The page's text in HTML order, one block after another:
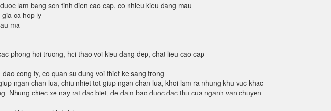
lam bang son tinh dien cao cap, co nhieu kieu dang mau
ca hop ly
ma
phong hoi truong, hoi thao voi kieu dang dep, chat lieu cao cap
cong ty, co quan su dung voi thiet ke sang trong
ngan chan lua, chiu nhiet tot giup ngan chan lua, khoi lam ra nhung khu vuc khac
Nhung chiec xe nay rat dac biet, de dam bao duoc dac thu cua nganh van chuyen